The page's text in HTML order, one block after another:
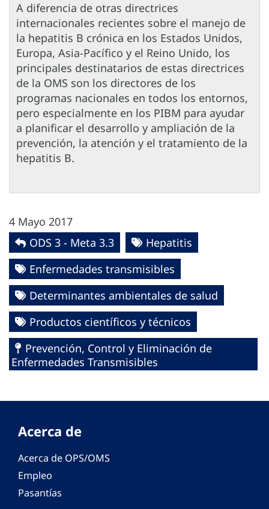
A diferencia de otras directrices
internacionales recientes sobre el manejo de
la hepatitis B crónica en los Estados Unidos,
Europa, Asia-Pacífico y el Reino Unido, los
principales destinatarios de estas directrices
de la OMS son los directores de los
programas nacionales en todos los entornos,
pero especialmente en los PIBM para ayudar
a planificar el desarrollo y ampliación de la
prevención, la atención y el tratamiento de la
hepatitis B.
4 Mayo 2017
ODS 3 - Meta 3.3
Hepatitis
Enfermedades transmisibles
Determinantes ambientales de salud
Productos científicos y técnicos
Prevención, Control y Eliminación de
Enfermedades Transmisibles
Acerca de
Acerca de OPS/OMS
Empleo
Pasantías